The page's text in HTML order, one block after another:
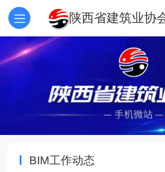
陕西省建筑业协
BIM工作动态